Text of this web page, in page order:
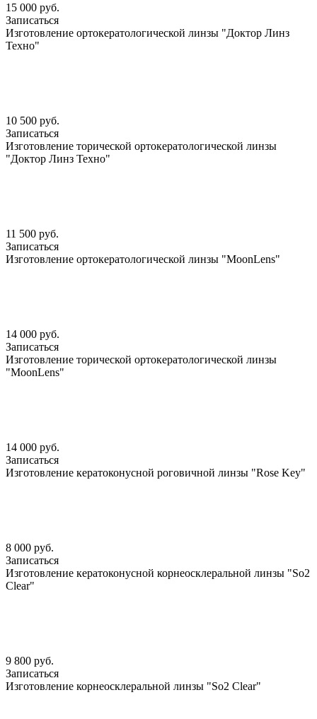
15 000 руб.
Записаться
Изготовление ортокератологической линзы "Доктор Линз
Техно"
10 500 руб.
Записаться
Изготовление торической ортокератологической линзы
"Доктор Линз Техно"
11 500 руб.
Записаться
Изготовление ортокератологической линзы "MoonLens"
14 000 руб.
Записаться
Изготовление торической ортокератологической линзы
"MoonLens"
14 000 руб.
Записаться
Изготовление кератоконусной роговичной линзы "Rose Key"
8 000 руб.
Записаться
Изготовление кератоконусной корнеосклеральной линзы "So2
Clear"
9 800 руб.
Записаться
Изготовление корнеосклеральной линзы "So2 Clear"